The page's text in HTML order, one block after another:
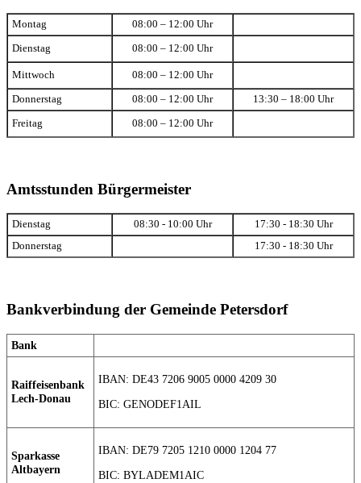
Montag 08:00 – 12:00 Uhr
Dienstag 08:00 – 12:00 Uhr
Mittwoch 08:00 – 12:00 Uhr
Donnerstag 08:00 – 12:00 Uhr 13:30 – 18:00 Uhr
Freitag 08:00 – 12:00 Uhr
Amtsstunden Bürgermeister
Dienstag 08:30 - 10:00 Uhr
17:30 - 18:30 Uhr
Donnerstag
17:30 - 18:30 Uhr
Bankverbindung der Gemeinde Petersdorf
Bank
Raiffeisenbank
Lech-Donau
IBAN: DE43 7206 9005 0000 4209 30
BIC: GENODEF1AIL
Sparkasse
Altbayern
IBAN: DE79 7205 1210 0000 1204 77
BIC: BYLADEM1AIC